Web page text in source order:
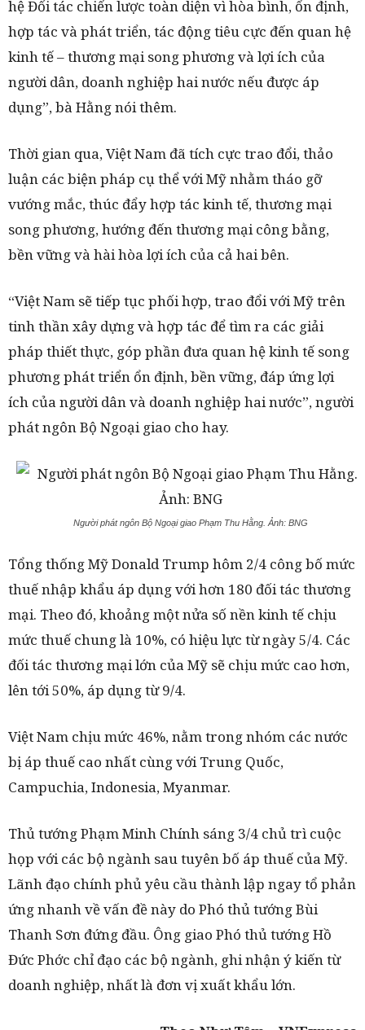
hệ Đối tác chiến lược toàn diện vì hòa bình, ổn định,
hợp tác và phát triển, tác động tiêu cực đến quan hệ
kinh tế – thương mại song phương và lợi ích của
người dân, doanh nghiệp hai nước nếu được áp
dụng”, bà Hằng nói thêm.
Thời gian qua, Việt Nam đã tích cực trao đổi, thảo
luận các biện pháp cụ thể với Mỹ nhằm tháo gỡ
vướng mắc, thúc đẩy hợp tác kinh tế, thương mại
song phương, hướng đến thương mại công bằng,
bền vững và hài hòa lợi ích của cả hai bên.
“Việt Nam sẽ tiếp tục phối hợp, trao đổi với Mỹ trên
tinh thần xây dựng và hợp tác để tìm ra các giải
pháp thiết thực, góp phần đưa quan hệ kinh tế song
phương phát triển ổn định, bền vững, đáp ứng lợi
ích của người dân và doanh nghiệp hai nước”, người
phát ngôn Bộ Ngoại giao cho hay.
Người phát ngôn Bộ Ngoại giao Phạm Thu Hằng. Ảnh: BNG
Tổng thống Mỹ Donald Trump hôm 2/4 công bố mức
thuế nhập khẩu áp dụng với hơn 180 đối tác thương
mại. Theo đó, khoảng một nửa số nền kinh tế chịu
mức thuế chung là 10%, có hiệu lực từ ngày 5/4. Các
đối tác thương mại lớn của Mỹ sẽ chịu mức cao hơn,
lên tới 50%, áp dụng từ 9/4.
Việt Nam chịu mức 46%, nằm trong nhóm các nước
bị áp thuế cao nhất cùng với Trung Quốc,
Campuchia, Indonesia, Myanmar.
Thủ tướng Phạm Minh Chính sáng 3/4 chủ trì cuộc
họp với các bộ ngành sau tuyên bố áp thuế của Mỹ.
Lãnh đạo chính phủ yêu cầu thành lập ngay tổ phản
ứng nhanh về vấn đề này do Phó thủ tướng Bùi
Thanh Sơn đứng đầu. Ông giao Phó thủ tướng Hồ
Đức Phớc chỉ đạo các bộ ngành, ghi nhận ý kiến từ
doanh nghiệp, nhất là đơn vị xuất khẩu lớn.